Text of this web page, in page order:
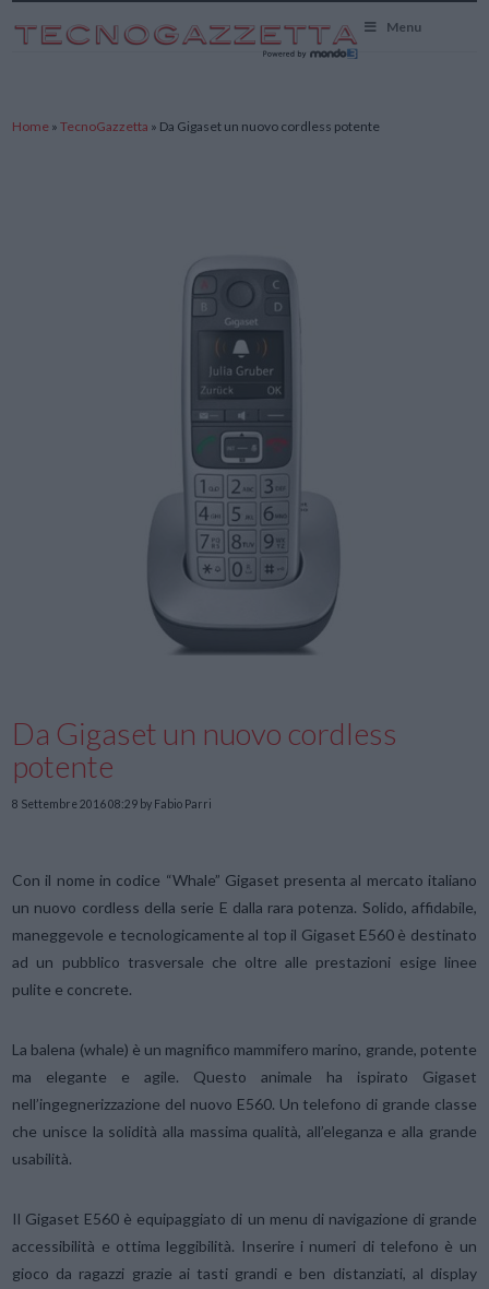
Menu
Home »TecnoGazzetta » Da Gigaset un nuovo cordless potente
Da Gigaset un nuovo cordless
potente
8 Settembre 2016 08:29 by Fabio Parri
Con il nome in codice “Whale” Gigaset presenta al mercato italiano
un nuovo cordless della serie E dalla rara potenza. Solido, affidabile,
maneggevole e tecnologicamente al top il Gigaset E560 è destinato
ad un pubblico trasversale che oltre alle prestazioni esige linee
pulite e concrete.
La balena (whale) è un magnifico mammifero marino, grande, potente
ma elegante e agile. Questo animale ha ispirato Gigaset
nell’ingegnerizzazione del nuovo E560. Un telefono di grande classe
che unisce la solidità alla massima qualità, all’eleganza e alla grande
usabilità.
Il Gigaset E560 è equipaggiato di un menu di navigazione di grande
accessibilità e ottima leggibilità. Inserire i numeri di telefono è un
gioco da ragazzi grazie ai tasti grandi e ben distanziati, al display